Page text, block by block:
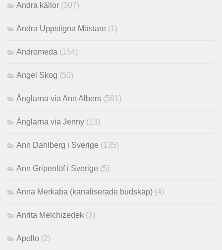
Andra källor (307)
Andra Uppstigna Mästare (1)
Andromeda (154)
Angel Skog (50)
Änglarna via Ann Albers (581)
Änglarna via Jenny (13)
Ann Dahlberg i Sverige (135)
Ann Gripenlöf i Sverige (5)
Anna Merkaba (kanaliserade budskap) (4)
Anrita Melchizedek (3)
Apollo (2)